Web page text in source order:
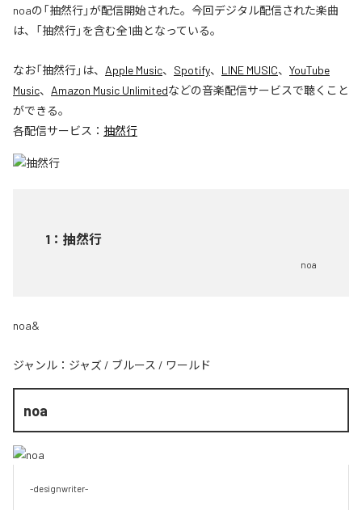
noaの「抽然行」が配信開始された。今回デジタル配信された楽曲
は、「抽然行」を含む全1曲となっている。
なお「抽然行」は、 Apple Music、 Spotify、 LINE MUSIC、 YouTube
Music、 Amazon Music Unlimitedなどの音楽配信サービスで聴くこと
ができる。
各配信サービス： 抽然行
1 ： 抽然行
noa
noa&
ジャンル： ジャズ / ブルース / ワールド
noa
-designwriter-